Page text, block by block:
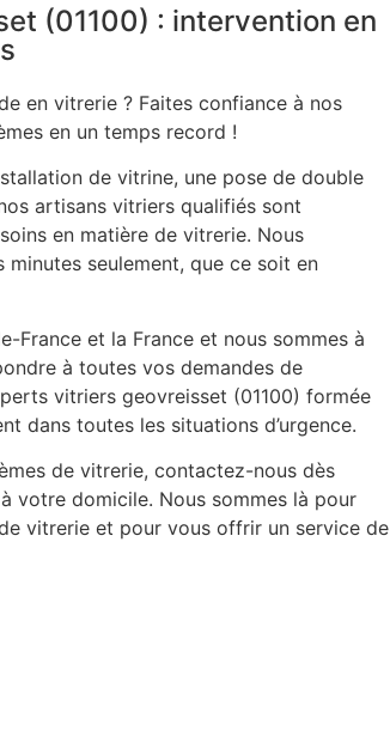
(01100) : intervention en
en vitrerie ? Faites confiance à nos
en un temps record !
de vitrine, une pose de double
artisans vitriers qualifiés sont
en matière de vitrerie. Nous
seulement, que ce soit en
France et la France et nous sommes à
à toutes vos demandes de
vitriers geovreisset (01100) formée
dans toutes les situations d’urgence.
de vitrerie, contactez-nous dès
votre domicile. Nous sommes là pour
vitrerie et pour vous offrir un service de